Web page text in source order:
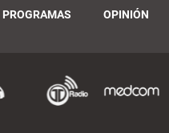
PROGRAMAS OPINIÓN